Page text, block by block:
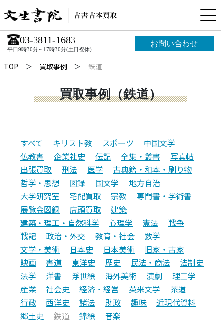
03-3811-1683
平日9時30分～17時30分(土日祝休)
お問い合わせ
TOP 買取事例 鉄道
買取事例（鉄道）
すべて キリスト教 スポーツ
中国文学
仏教書
企業社史 伝記 全集・叢書
写真帖
出張買取
刑法 医学
古典籍・和本・刷り物
哲学・思想
図録 国文学
地方自治
大学研究室
宅配買取 宗教
専門書・学術書
展覧会図録
店頭買取
建築
建築・理工・自然科学
心理学 憲法
戦争
戦記
政治・外交 教育・社会
数学
文学・美術
日本史 日本美術
旧家・古家
映画
書道 東洋史 歴史 民法・商法
法制史
法学
洋書 浮世絵 海外美術 演劇
理工学
産業
社会史 経済・経営 英米文学
茶道
行政
西洋史 諸法 財政 趣味
近現代資料
郷土史
鉄道 錦絵 音楽